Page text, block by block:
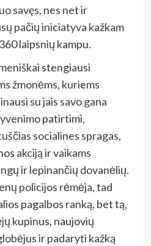
savęs, nes net ir
pačių iniciatyva kažkam
laipsnių kampu.
stengiausi
žmonėms, kuriems
su jais savo gana
patirtimi,
socialines spragas,
akciją ir vaikams
ir lepinančių dovanėlių.
policijos rėmėja, tad
pagalbos ranką, bet tą,
kupinus, naujovių
ir padaryti kažką